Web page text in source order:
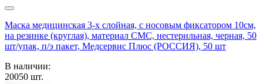
Маска медицинская 3-х слойная, с носовым фиксатором 10см,
на резинке (круглая), материал СМС, нестерильная, черная, 50
шт/упак, п/э пакет, Медсервис Плюс (РОССИЯ), 50 шт
В наличии:
20050 шт.